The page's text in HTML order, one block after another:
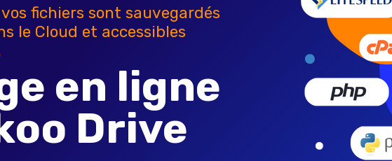
fichiers sont sauvegardés
le Cloud et accessibles
en ligne
Drive